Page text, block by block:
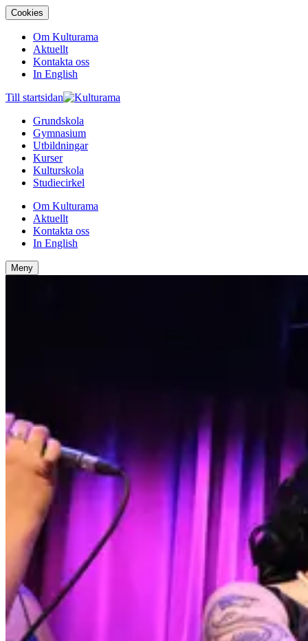
Cookies
Om Kulturama
Aktuellt
Kontakta oss
In English
Till startsidan
Grundskola
Gymnasium
Utbildningar
Kurser
Kulturskola
Studiecirkel
Om Kulturama
Aktuellt
Kontakta oss
In English
Meny